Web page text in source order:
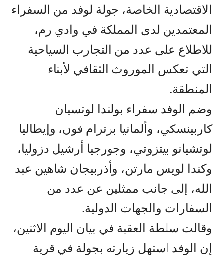
الاقتصادية الخاصة، جولة لوفد من السفراء
المعتمدين لدى المملكة في وادي رم،
للاطلاع على عدد من التجارب السياحية
التي تعكس الموروث الثقافي لأبناء
المنطقة.
وضم الوفد سفراء بولندا لوتسيان
كاربينسكي، وألمانيا برترام فون، وإيطاليا
لوتشيانو بيتزوتي، وجورجيا أرشيل دزوليا،
وكندا لويس مارتن، وأذربيجان شاهين عبد
الله، إلى جانب ممثلين عن عدد من
السفارات والجهات الدولية.
وقالت سلطة العقبة في بيان اليوم الاثنين،
إن الوفد استهل زيارته بجولة في قرية